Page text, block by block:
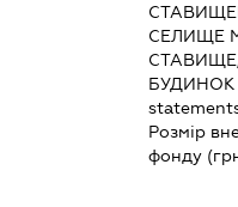
СЕЛИЩЕ
БУДИНОК
Розмір
фонду